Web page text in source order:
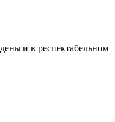
в респектабельном